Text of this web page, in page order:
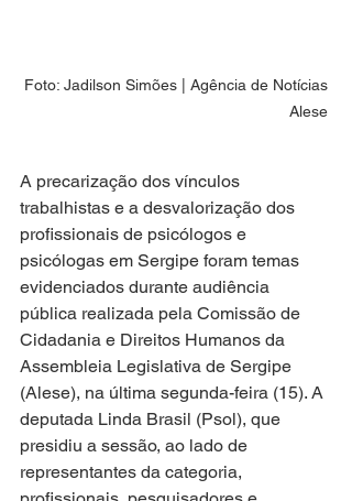
Foto: Jadilson Simões | Agência de Notícias
Alese
A precarização dos vínculos
trabalhistas e a desvalorização dos
profissionais de psicólogos e
psicólogas em Sergipe foram temas
evidenciados durante audiência
pública realizada pela Comissão de
Cidadania e Direitos Humanos da
Assembleia Legislativa de Sergipe
(Alese), na última segunda-feira (15). A
deputada Linda Brasil (Psol), que
presidiu a sessão, ao lado de
representantes da categoria,